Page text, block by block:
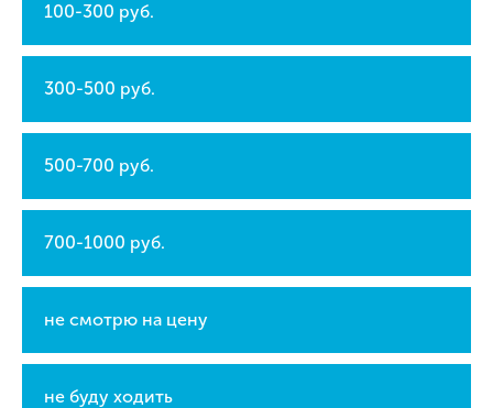
100-300 руб.
300-500 руб.
500-700 руб.
700-1000 руб.
не смотрю на цену
не буду ходить